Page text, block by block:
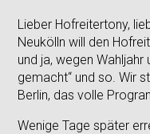
Lieber Hofreitertony,
Neukölln will den
und ja, wegen Wahljahr
gemacht“ und so. Wir
Berlin, das volle
Wenige Tage später